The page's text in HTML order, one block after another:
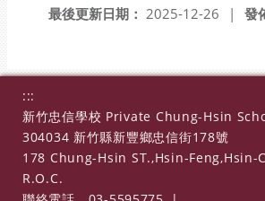
發
最後更新日期： 2025-12-26
|
:::
新竹忠信學校 Private Chung-Hsin
304034 新竹縣新豐鄉忠信街178號
178 Chung-Hsin ST.,Hsin-Feng,Hsin-
R.O.C.